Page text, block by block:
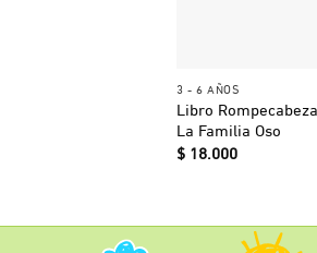
3 - 6 AÑOS
Libro
La Familia Oso
$18.000